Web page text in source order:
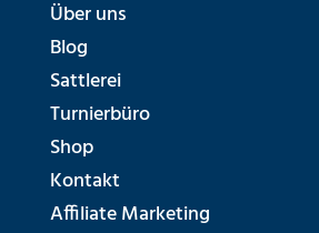
Über uns
Blog
Sattlerei
Turnierbüro
Shop
Kontakt
Affiliate Marketing